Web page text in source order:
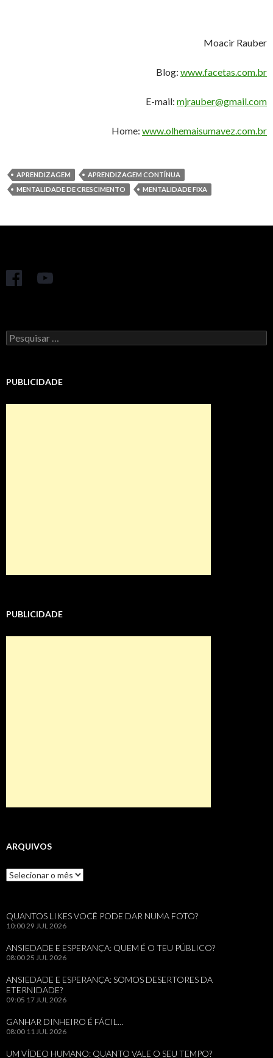
Moacir Rauber
Blog: www.facetas.com.br
E-mail: mjrauber@gmail.com
Home: www.olhemaisumavez.com.br
APRENDIZAGEM
APRENDIZAGEM CONTÍNUA
MENTALIDADE DE CRESCIMENTO
MENTALIDADE FIXA
Pesquisar
por:
PUBLICIDADE
PUBLICIDADE
ARQUIVOS
Arquivos
QUANTOS LIKES VOCÊ PODE DAR NUMA FOTO?
10:0029 JUL 2026
ANSIEDADE E ESPERANÇA: QUEM É O TEU PÚBLICO?
08:0025 JUL 2026
ANSIEDADE E ESPERANÇA: SOMOS DESERTORES DA
ETERNIDADE?
09:05 17 JUL 2026
GANHAR DINHEIRO É FÁCIL…
08:00 11 JUL 2026
UM VÍDEO HUMANO: QUANTO VALE O SEU TEMPO?